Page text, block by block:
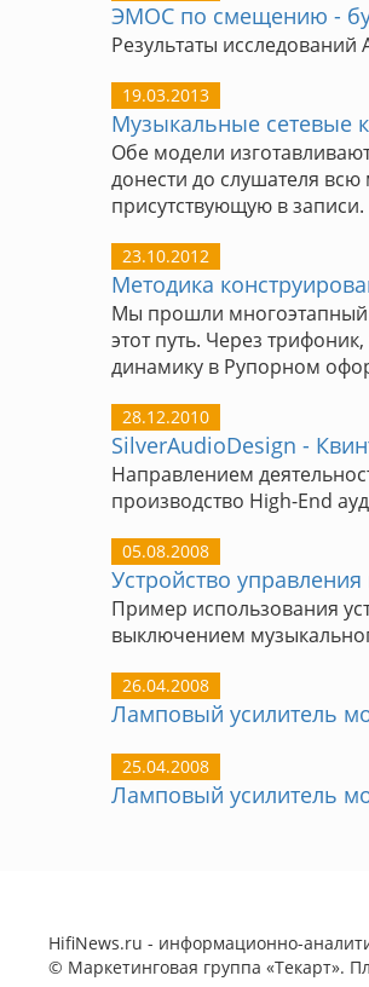
ЭМОС по смещению -
Результаты исследований
19.03.2013
Музыкальные сетевые
Обе модели
донести до слушателя
присутствующую в записи.
23.10.2012
Методика
Мы прошли многоэтапный
этот путь. Через
динамику в Рупорном
28.12.2010
SilverAudioDesign -
Направлением
производство High-End
05.08.2008
Устройство
Пример использования
выключением
26.04.2008
Ламповый усилитель
25.04.2008
Ламповый усилитель
HifiNews.ru - информационно-
© Маркетинговая группа «Текарт».